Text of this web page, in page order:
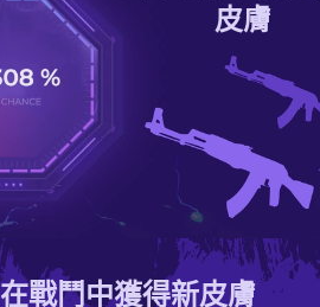
皮膚
在戰鬥中獲得新皮膚